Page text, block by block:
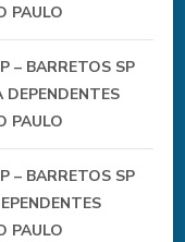
PAULO
– BARRETOS SP
PAULO
– BARRETOS SP
PAULO